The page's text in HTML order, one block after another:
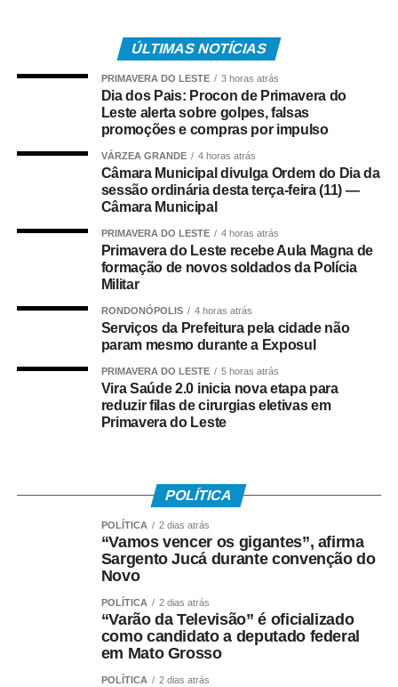
Após o atendimento inicial, o bebê foi levado ao Hospital
Regional, acompanhado da mãe, onde permaneceu sob
os cuidados da equipe médica. A bebê foi atendida pela
pediatra de plantão, que deu continuidade às avaliações
e aos procedimentos necessários.
COMENTE ABAIXO:
WhatsApp
Facebook
Twitter
Messenger
LinkedIn
Share
ÚLTIMAS NOTÍCIAS
PRIMAVERA DO LESTE 3 horas atrás
Dia dos Pais: Procon de Primavera do
Leste alerta sobre golpes, falsas
promoções e compras por impulso
VÁRZEA GRANDE 4 horas atrás
Câmara Municipal divulga Ordem do Dia da
sessão ordinária desta terça-feira (11) —
Câmara Municipal
PRIMAVERA DO LESTE 4 horas atrás
Primavera do Leste recebe Aula Magna de
formação de novos soldados da Polícia
Militar
RONDONÓPOLIS 4 horas atrás
Serviços da Prefeitura pela cidade não
param mesmo durante a Exposul
PRIMAVERA DO LESTE 5 horas atrás
Vira Saúde 2.0 inicia nova etapa para
reduzir filas de cirurgias eletivas em
Primavera do Leste
POLÍTICA
POLÍTICA 2 dias atrás
“Vamos vencer os gigantes”, afirma
Sargento Jucá durante convenção do
Novo
POLÍTICA 2 dias atrás
“Varão da Televisão” é oficializado
como candidato a deputado federal
em Mato Grosso
POLÍTICA 2 dias atrás